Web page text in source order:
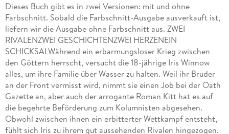
Dieses Buch gibt es in zwei Versionen: mit und ohne
Farbschnitt. Sobald die Farbschnitt-Ausgabe ausverkauft ist,
liefern wir die Ausgabe ohne Farbschnitt aus. ZWEI
RIVALENZWEI GESCHICHTENZWEI HERZENEIN
SCHICKSALWährend ein erbarmungsloser Krieg zwischen
den Göttern herrscht, versucht die 18-jährige Iris Winnow
alles, um ihre Familie über Wasser zu halten. Weil ihr Bruder
an der Front vermisst wird, nimmt sie einen Job bei der Oath
Gazette an, aber auch der arrogante Roman Kitt hat es auf
die begehrte Beförderung zum Kolumnisten abgesehen.
Obwohl zwischen ihnen ein erbitterter Wettkampf entsteht,
fühlt sich Iris zu ihrem gut aussehenden Rivalen hingezogen.